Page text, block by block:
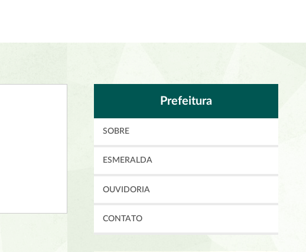
Prefeitura
SOBRE
ESMERALDA
OUVIDORIA
CONTATO